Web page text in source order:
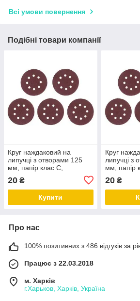
Всі умови повернення
Подібні товари компанії
Круг наждаковий на
липучці з отворами 125
мм, папір клас С,
щільність 140 г/м², К36, 5
од. INTERTOOL BT-0582
20 ₴
Купити
Круг
липучці з
мм, папір
од.
20₴
Про нас
100% позитивних з 486 відгуків за
Працює з 22.03.2018
м. Харків
г.Харьков, Харків, Україна